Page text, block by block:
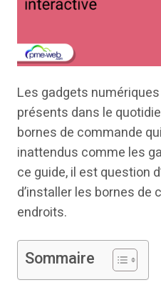
Les gadgets
présents dans le
bornes de commande
inattendus comme les
ce guide, il est question
d’installer les bornes de
endroits.
Sommaire